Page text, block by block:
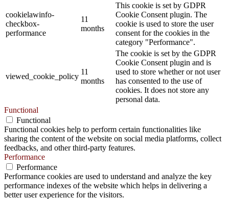
cookielawinfo-
checkbox-
performance
11
months
This cookie is set by GDPR
Cookie Consent plugin. The
cookie is used to store the user
consent for the cookies in the
category "Performance".
viewed_cookie_policy
11
months
The cookie is set by the GDPR
Cookie Consent plugin and is
used to store whether or not user
has consented to the use of
cookies. It does not store any
personal data.
Functional
Functional
Functional cookies help to perform certain functionalities like
sharing the content of the website on social media platforms, collect
feedbacks, and other third-party features.
Performance
Performance
Performance cookies are used to understand and analyze the key
performance indexes of the website which helps in delivering a
better user experience for the visitors.